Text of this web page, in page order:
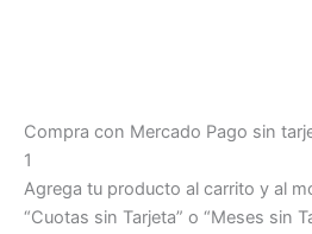
Compra con Mercado Pago sin
1
Agrega tu producto al carrito y al
“Cuotas sin Tarjeta” o “Meses sin